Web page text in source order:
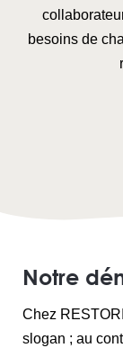
besoins de
Notre
Chez
slogan ; au